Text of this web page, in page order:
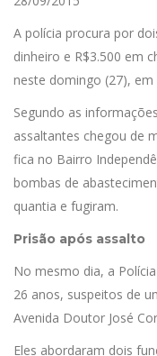
A polícia procura por
dinheiro e R$3.500 em
neste domingo (27),
Segundo as
assaltantes chegou de
fica no Bairro
bombas de
quantia e fugiram.
Prisão após assalto
No mesmo dia, a
26 anos, suspeitos de
Avenida Doutor José
Eles abordaram dois